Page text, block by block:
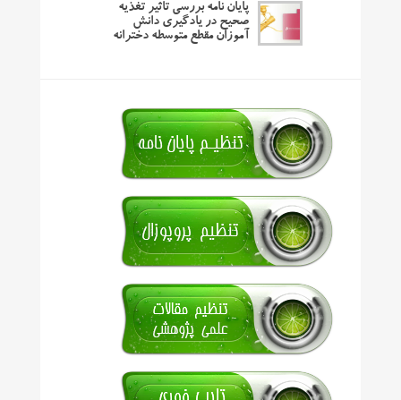
پایان نامه بررسی تاثیر تغذیه
صحیح در یادگیری دانش
آموزان مقطع متوسطه دخترانه